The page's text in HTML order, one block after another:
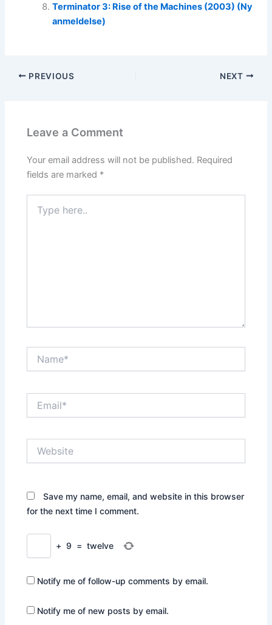
Terminator 3: Rise of the Machines (2003) (Ny
anmeldelse)
PREVIOUS NEXT
Leave a Comment
Your email address will not be published. Required
fields are marked *
here..
Save my name, email, and website in this browser
for the next time I comment.
+ 9 = twelve
Notify me of follow-up comments by email.
Notify me of new posts by email.